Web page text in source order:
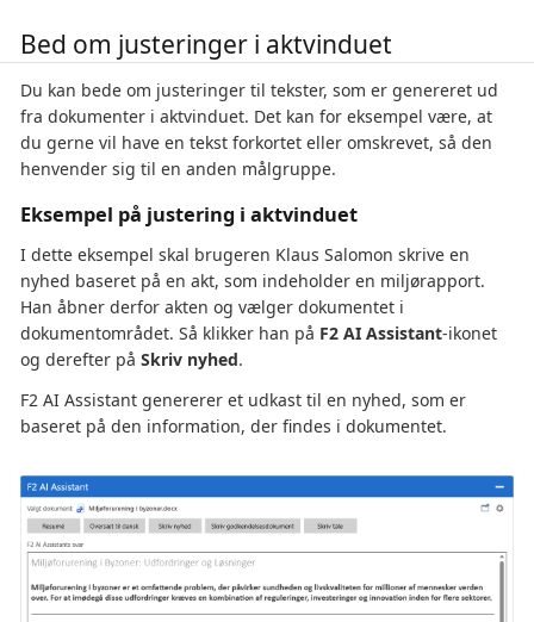
Bed om justeringer i aktvinduet
Du kan bede om justeringer til tekster, som er genereret ud
fra dokumenter i aktvinduet. Det kan for eksempel være, at
du gerne vil have en tekst forkortet eller omskrevet, så den
henvender sig til en anden målgruppe.
Eksempel på justering i aktvinduet
I dette eksempel skal brugeren Klaus Salomon skrive en
nyhed baseret på en akt, som indeholder en miljørapport.
Han åbner derfor akten og vælger dokumentet i
dokumentområdet. Så klikker han på F2 AI Assistant-ikonet
og derefter på Skriv nyhed.
F2 AI Assistant genererer et udkast til en nyhed, som er
baseret på den information, der findes i dokumentet.